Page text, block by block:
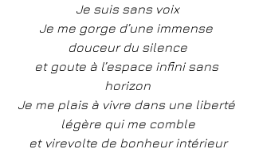
Je suis sans voix
Je me gorge d’une immense
douceur du silence
et goute à l’espace infini sans
horizon
Je me plais à vivre dans une liberté
légère qui me comble
et virevolte de bonheur intérieur